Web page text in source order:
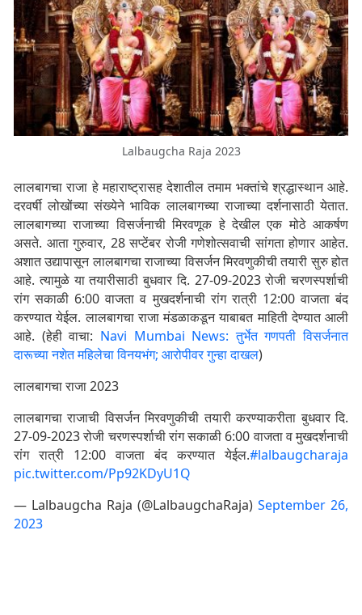
Lalbaugcha Raja 2023
लालबागचा राजा हे महाराष्ट्रासह देशातील तमाम भक्तांचे श्रद्धास्थान आहे.
दरवर्षी लोखोंच्या संख्येने भाविक लालबागच्या राजाच्या दर्शनासाठी येतात.
लालबागच्या राजाच्या विसर्जनाची मिरवणूक हे देखील एक मोठे आकर्षण
असते. आता गुरुवार, 28 सप्टेंबर रोजी गणेशोत्सवाची सांगता होणार आहेत.
अशात उद्यापासून लालबागचा राजाच्या विसर्जन मिरवणुकीची तयारी सुरु होत
आहे. त्यामुळे या तयारीसाठी बुधवार दि. 27-09-2023 रोजी चरणस्पर्शाची
रांग सकाळी 6:00 वाजता व मुखदर्शनाची रांग रात्री 12:00 वाजता बंद
करण्यात येईल. लालबागचा राजा मंडळाकडून याबाबत माहिती देण्यात आली
आहे. (हेही वाचा: Navi Mumbai News: तुर्भेत गणपती विसर्जनात
दारूच्या नशेत महिलेचा विनयभंग; आरोपीवर गुन्हा दाखल)
लालबागचा राजा 2023
लालबागचा राजाची विसर्जन मिरवणुकीची तयारी करण्याकरीता बुधवार दि.
27-09-2023 रोजी चरणस्पर्शाची रांग सकाळी 6:00 वाजता व मुखदर्शनाची
रांग रात्री 12:00 वाजता बंद करण्यात येईल.#lalbaugcharaja
pic.twitter.com/Pp92KDyU1Q
— Lalbaugcha Raja (@LalbaugchaRaja) September 26,
2023